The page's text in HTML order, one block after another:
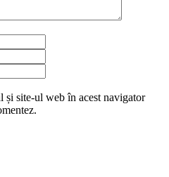
web
și site-ul web în acest navigator